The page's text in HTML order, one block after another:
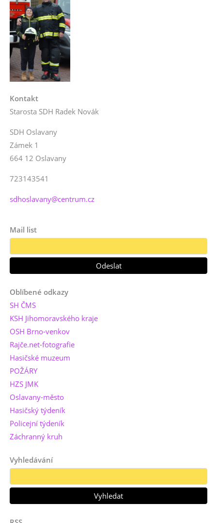
Kontakt
Starosta SDH Radek Novák
SDH Oslavany
Zámek 1
664 12 Oslavany
723143541
sdhoslavany@centrum.cz
Mail list
Oblíbené odkazy
SH ČMS
KSH Jihomoravského kraje
OSH Brno-venkov
Rajče.net-fotografie
Hasičské muzeum
POŽÁRY
HZS JMK
Oslavany-město
Hasičský týdeník
Policejní týdeník
Záchranný kruh
Vyhledávání